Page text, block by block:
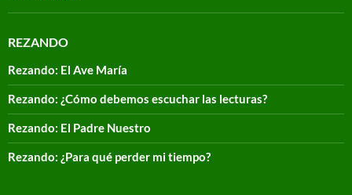
REZANDO
Rezando: El Ave María
Rezando: ¿Cómo debemos escuchar las lecturas?
Rezando: El Padre Nuestro
Rezando: ¿Para qué perder mi tiempo?